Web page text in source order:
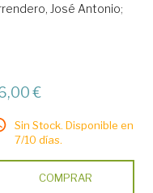
José Antonio;
€
Sin Stock. Disponible en
7/10 días.
COMPRAR